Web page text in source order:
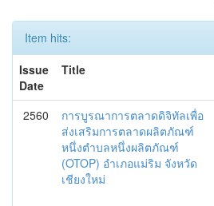
Item hits:
Issue
Date
Title
2560
การบูรณาการตลาดดิจิทัลเพื่อ
ส่งเสริมการตลาดผลิตภัณฑ์
หนึ่งตำบลหนึ่งผลิตภัณฑ์
(OTOP) อำเภอแม่ริม จังหวัด
เชียงใหม่